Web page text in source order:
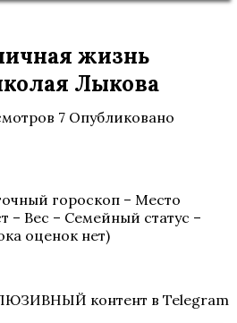
жизнь
Лыкова
7 Опубликовано
гороскоп – Место
– Вес – Семейный статус –
оценок нет)
контент в Telegram